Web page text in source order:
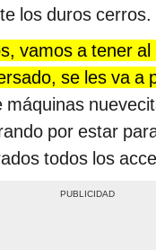
los duros cerros.
vamos a tener
se les va a
máquinas
por estar
todos los